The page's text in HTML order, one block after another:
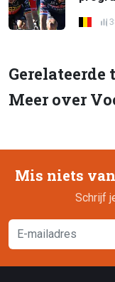
Gerelateerde
Meer over
Mis niets
Schrijf